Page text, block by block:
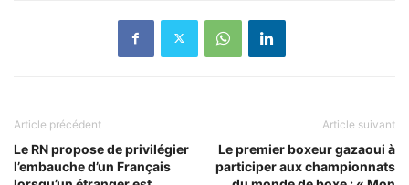
Article précédent
Le RN propose de privilégier
l’embauche d’un Français
Article suivant
Le premier boxeur gazaoui à
participer aux championnats